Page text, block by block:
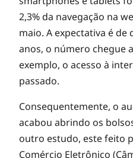
2,3% da navegação na
maio. A expectativa é de
anos, o número chegue
exemplo, o acesso à
passado.
Consequentemente, o
acabou abrindo os
outro estudo, este feito
Comércio Eletrônico